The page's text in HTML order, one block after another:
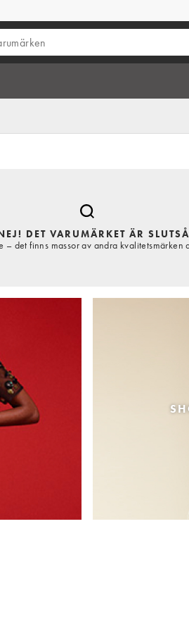
DET VARUMÄRKET ÄR
– det finns massor av andra kvalitetsmärken